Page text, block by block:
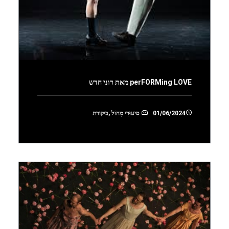
perFORMing LOVE מאת רוני חדש
01/06/2024 סִיעוּרֵי מָחוֹל ,ביקורת